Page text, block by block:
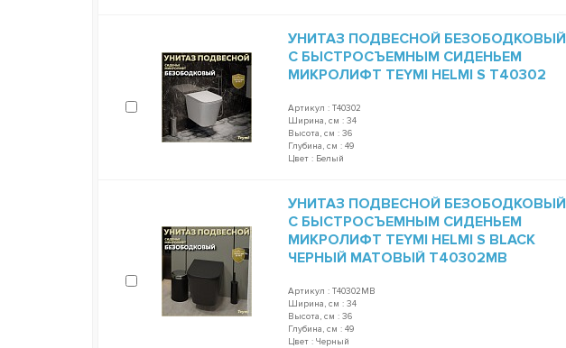
УНИТАЗ ПОДВЕСНОЙ БЕЗОБОДКОВЫЙ
С БЫСТРОСЪЕМНЫМ СИДЕНЬЕМ
МИКРОЛИФТ TEYMI HELMI S T40302
Артикул : T40302
Ширина, см : 34
Высота, см : 36
Глубина, см : 49
Цвет : Белый
УНИТАЗ ПОДВЕСНОЙ БЕЗОБОДКОВЫЙ
С БЫСТРОСЪЕМНЫМ СИДЕНЬЕМ
МИКРОЛИФТ TEYMI HELMI S BLACK
ЧЕРНЫЙ МАТОВЫЙ T40302MB
Артикул : T40302MB
Ширина, см : 34
Высота, см : 36
Глубина, см : 49
Цвет : Черный